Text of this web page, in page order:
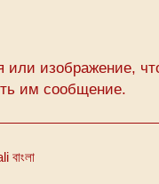
или изображение,
им сообщение.
বাংলা